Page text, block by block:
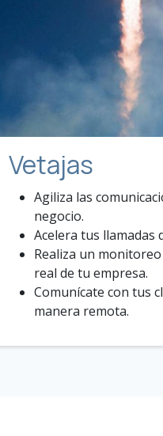
Vetajas
Agiliza las
negocio.
Acelera tus llamadas
Realiza un
real de tu empresa.
Comunícate con tus
manera remota.